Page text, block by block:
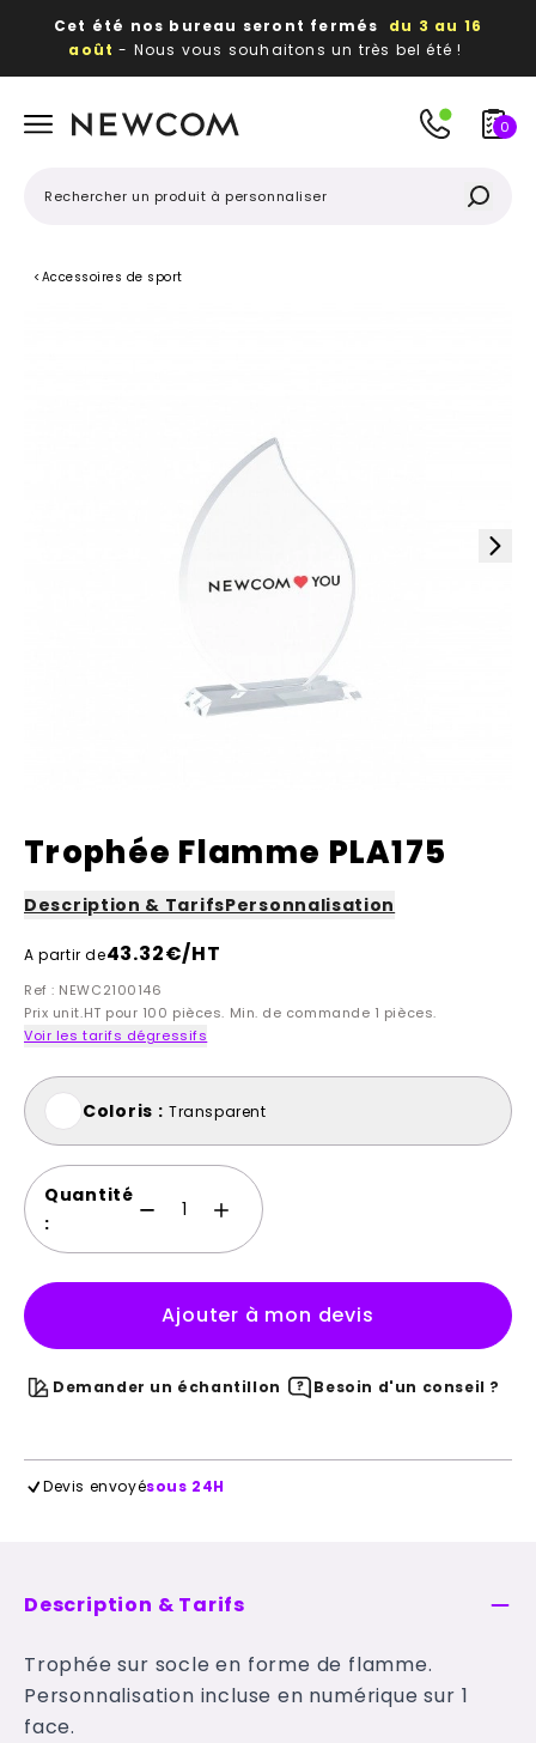
Cet été nos bureau seront fermés du 3 au 16
août - Nous vous souhaitons un très bel été !
publicitaires
0
< Accessoires de sport
Trophée Flamme PLA175
Description & TarifsPersonnalisation
A partir de43.32€/HT
Ref : NEWC2100146
Prix unit.HT pour 100 pièces. Min. de commande 1 pièces.
Voir les tarifs dégressifs
Coloris : Transparent
Quantité
:
Ajouter à mon devis
Demander un échantillon Besoin d'un conseil ?
Devis envoyésous 24H
Description & Tarifs
Trophée sur socle en forme de flamme.
Personnalisation incluse en numérique sur 1
face.